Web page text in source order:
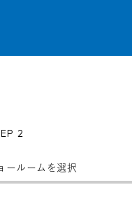
2
ールーム を選択